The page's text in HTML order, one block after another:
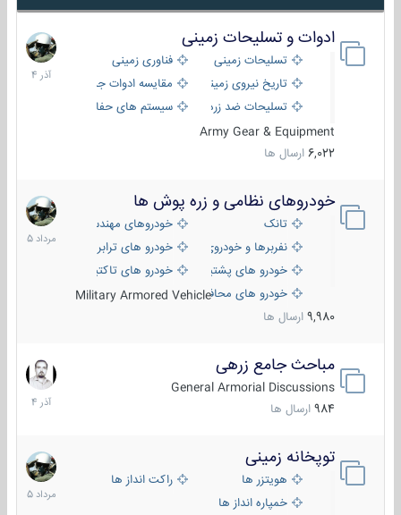
ادوات و تسلیحات زمینی
تسلیحات زمینی
فناوری زمینی
تاریخ نیروی زمینی
مقایسه ادوات جنگی
تسلیحات ضد زره
سیستم های حفاظت فعال
Army Gear & Equipment
6,022 ارسال ها
21
آذر
1404
خودروهای نظامی و زره پوش ها
تانک
خودروهای مهندسی
نفربرها و خودروی های رزمی پیاده نظام
خودرو های ترابری نظامی
خودرو های پشتیبانی آتش ، شناسایی و ضد تانک
خودرو های تاکتیکی نظامی
خودرو های محافظت شدهMilitary Armored Vehicle
9,980 ارسال ها
2
مرداد
1405
مباحث جامع زرهی
General Armorial Discussions
984 ارسال ها
7
آذر
1404
توپخانه زمینی
هویتزر ها
راکت انداز ها
خمپاره انداز ها
9
مرداد
1405